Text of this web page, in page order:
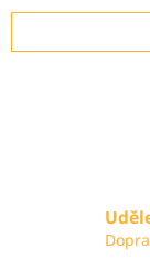
profesionální
držákem filtru z
oceli.